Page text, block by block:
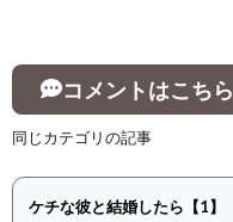
コメントはこちら
同じカテゴリの記事